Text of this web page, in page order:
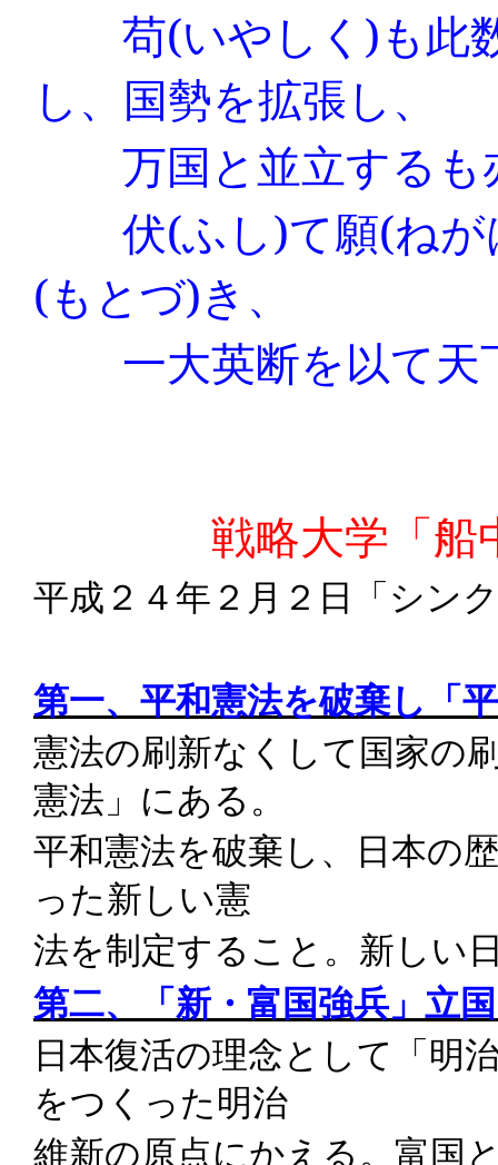
苟(いやしく )も此
し、国勢を拡張し、
万国と並立するも
伏(ふし)て願(ね
(もとづ)き、
一大英断を以て天
戦略大学「船中
平成２４年２月２日「シン
第一、平和憲法を破棄し「
憲法の刷新なくして国家の
憲法」にある。
平和憲法を破棄し、日本の
った新しい憲
法を制定すること。新しい
第二、「新・富国強兵」立
日本復活の理念として「明
をつくった明治
維新の原点にかえる。富国